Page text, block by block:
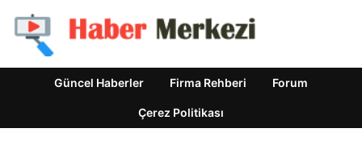
Güncel Haberler Firma Rehberi Forum
Çerez Politikası